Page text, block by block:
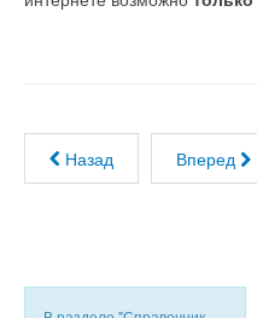
Назад Вперед